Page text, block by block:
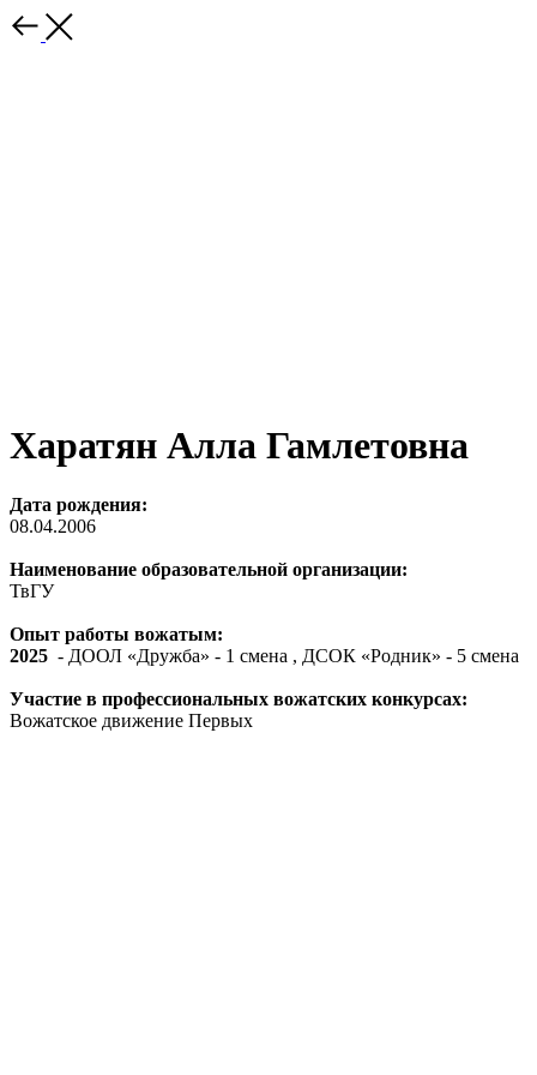
Харатян Алла Гамлетовна
Дата рождения:
08.04.2006
Наименование образовательной организации:
ТвГУ
Опыт работы вожатым:
2025 - ДООЛ «Дружба» - 1 смена , ДСОК «Родник» - 5 смена
Участие в профессиональных вожатских конкурсах:
Вожатское движение Первых